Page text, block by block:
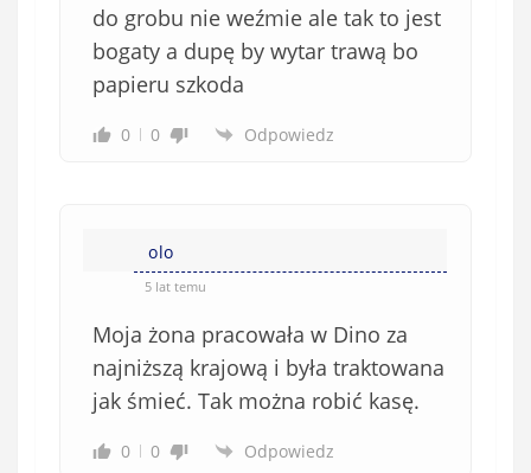
do grobu nie weźmie ale tak to jest
bogaty a dupę by wytar trawą bo
papieru szkoda
0 0 Odpowiedz
olo
5 lat temu
Moja żona pracowała w Dino za
najniższą krajową i była traktowana
jak śmieć. Tak można robić kasę.
0 0 Odpowiedz